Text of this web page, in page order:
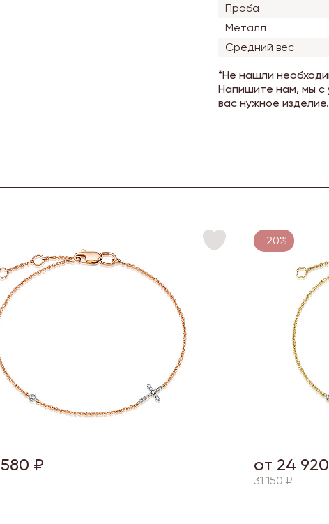
Проба
Металл
Средний вес
*Не нашли
Напишите нам, мы с
вас нужное изделие.
₽
-20%
от 24
31 150 ₽